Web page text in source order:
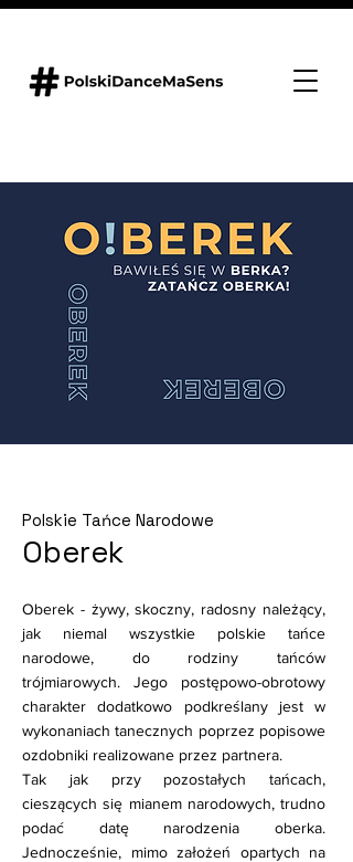
Polskie Tańce Narodowe
Oberek
Oberek - żywy, skoczny, radosny należący,
jak niemal wszystkie polskie tańce
narodowe, do rodziny tańców
trójmiarowych. Jego postępowo-obrotowy
charakter dodatkowo podkreślany jest w
wykonaniach tanecznych poprzez popisowe
ozdobniki realizowane przez partnera.
Tak jak przy pozostałych tańcach,
cieszących się mianem narodowych, trudno
podać datę narodzenia oberka.
Jednocześnie, mimo założeń opartych na